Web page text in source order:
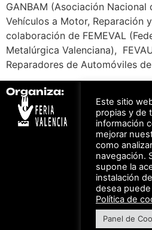
GANBAM (Asociación Nacional
Vehículos a Motor, Reparación
colaboración de FEMEVAL
Metalúrgica Valenciana),
Reparadores de Automóviles
Organiza:
Bonos descuento
los viajes a
organizadas por
Valencia al
entrada
Descuento en
de hotel
Este sitio
propias y de
información
mejorar
como
navegación.
supone la
instalación
desea
Política de
Panel de